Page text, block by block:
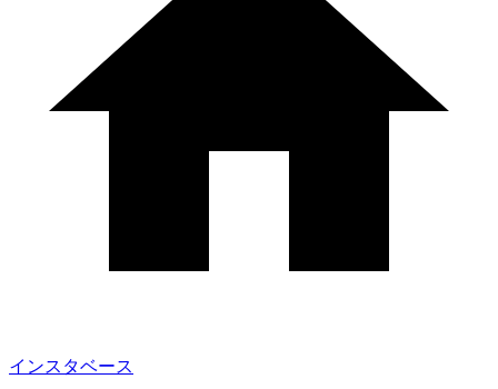
インスタベース